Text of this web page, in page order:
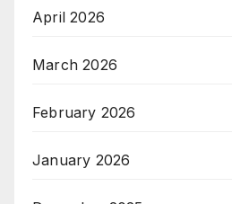
April 2026
March 2026
February 2026
January 2026